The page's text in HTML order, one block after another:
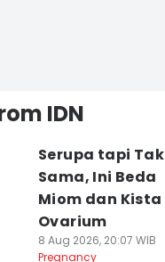
IDN
Serupa tapi Tak
Sama, Ini Beda
Miom dan Kista
Ovarium
8 Aug 2026, 20:07 WIB
Pregnancy